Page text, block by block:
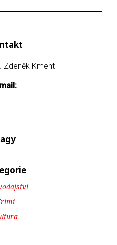
Zdeněk Kment